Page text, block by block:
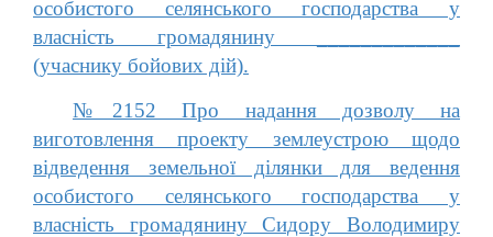
особистого селянського господарства у
власність громадянину _____________
(учаснику бойових дій).
№2152 Про надання дозволу на
виготовлення проекту землеустрою щодо
відведення земельної ділянки для ведення
особистого селянського господарства у
власність громадянину Сидору Володимиру